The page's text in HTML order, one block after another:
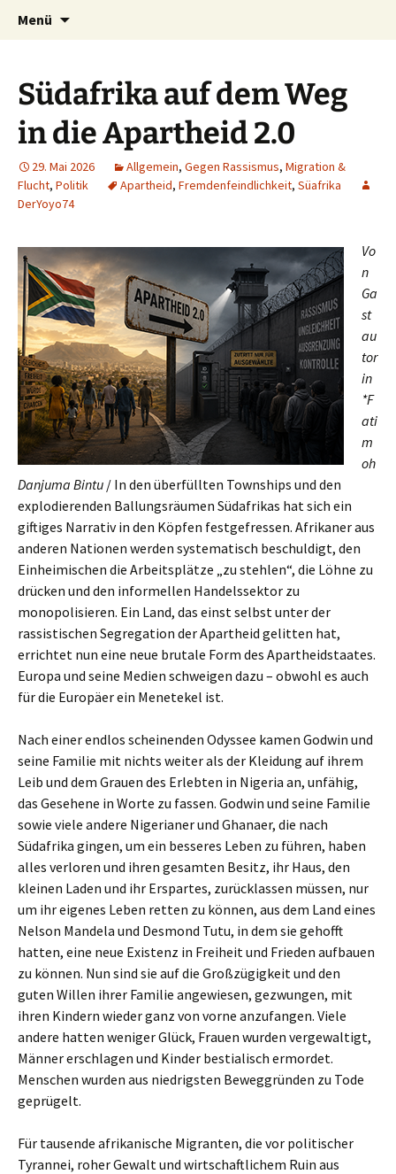
AFRICA live
Seit 1998: Aktuelles aus und mit Bezug zu
Afrika
Menü
Südafrika auf dem Weg
in die Apartheid 2.0
29. Mai 2026 Allgemein, Gegen Rassismus, Migration &
Flucht, Politik Apartheid, Fremdenfeindlichkeit, Süafrika
DerYoyo74
Vo
n
Ga
st
au
tor
in
*F
ati
m
oh
Danjuma Bintu / In den überfüllten Townships und den
explodierenden Ballungsräumen Südafrikas hat sich ein
giftiges Narrativ in den Köpfen festgefressen. Afrikaner aus
anderen Nationen werden systematisch beschuldigt, den
Einheimischen die Arbeitsplätze „zu stehlen“, die Löhne zu
drücken und den informellen Handelssektor zu
monopolisieren. Ein Land, das einst selbst unter der
rassistischen Segregation der Apartheid gelitten hat,
errichtet nun eine neue brutale Form des Apartheidstaates.
Europa und seine Medien schweigen dazu – obwohl es auch
für die Europäer ein Menetekel ist.
Nach einer endlos scheinenden Odyssee kamen Godwin und
seine Familie mit nichts weiter als der Kleidung auf ihrem
Leib und dem Grauen des Erlebten in Nigeria an, unfähig,
das Gesehene in Worte zu fassen. Godwin und seine Familie
sowie viele andere Nigerianer und Ghanaer, die nach
Südafrika gingen, um ein besseres Leben zu führen, haben
alles verloren und ihren gesamten Besitz, ihr Haus, den
kleinen Laden und ihr Erspartes, zurücklassen müssen, nur
um ihr eigenes Leben retten zu können, aus dem Land eines
Nelson Mandela und Desmond Tutu, in dem sie gehofft
hatten, eine neue Existenz in Freiheit und Frieden aufbauen
zu können. Nun sind sie auf die Großzügigkeit und den
guten Willen ihrer Familie angewiesen, gezwungen, mit
ihren Kindern wieder ganz von vorne anzufangen. Viele
andere hatten weniger Glück, Frauen wurden vergewaltigt,
Männer erschlagen und Kinder bestialisch ermordet.
Menschen wurden aus niedrigsten Beweggründen zu Tode
geprügelt.
Für tausende afrikanische Migranten, die vor politischer
Tyrannei, roher Gewalt und wirtschaftlichem Ruin aus